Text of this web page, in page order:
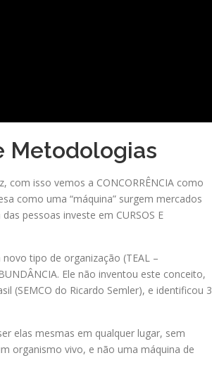
Metodologias
isso vemos a CONCORRÊNCIA como
como uma “máquina” surgem mercados
pessoas investe em CURSOS E
tipo de organização (TEAL –
Ele não inventou este conceito,
(SEMCO do Ricardo Semler), e identificou 3
elas mesmas em qualquer lugar, sem
organismo vivo, e não uma máquina de